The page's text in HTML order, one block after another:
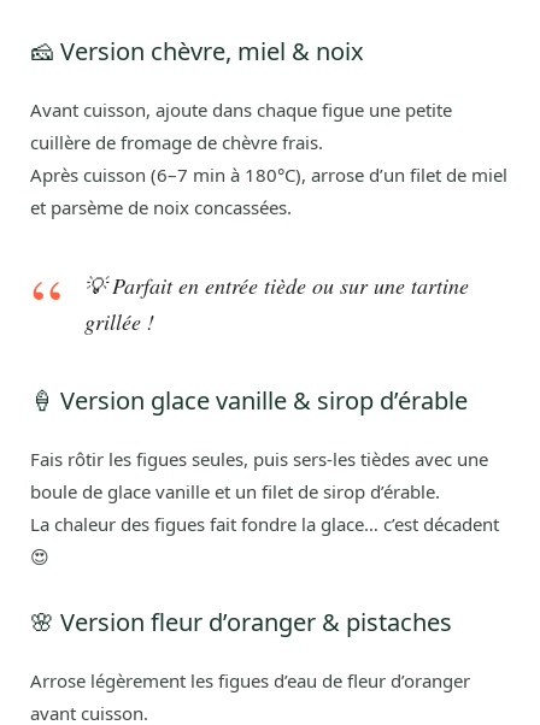
🧀 Version chèvre, miel & noix
Avant cuisson, ajoute dans chaque figue une petite
cuillère de fromage de chèvre frais.
Après cuisson (6–7 min à 180°C), arrose d’un filet de miel
et parsème de noix concassées.
💡 Parfait en entrée tiède ou sur une tartine
grillée !
🍦 Version glace vanille & sirop d’érable
Fais rôtir les figues seules, puis sers-les tièdes avec une
boule de glace vanille et un filet de sirop d’érable.
La chaleur des figues fait fondre la glace… c’est décadent
😍
🌸 Version fleur d’oranger & pistaches
Arrose légèrement les figues d’eau de fleur d’oranger
avant cuisson.